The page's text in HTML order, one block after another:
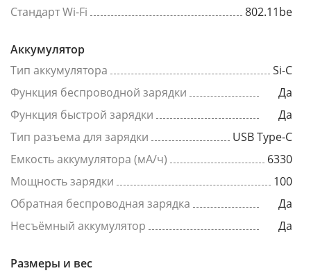
Стандарт Wi-Fi 802.11be
Аккумулятор
Тип аккумулятора
Si-C
Функция беспроводной зарядки
Да
Функция быстрой зарядки
Да
Тип разъема для зарядки
USB Type-C
Емкость аккумулятора (мА/ч)
6330
Мощность зарядки
100
Обратная беспроводная зарядка
Да
Несъёмный аккумулятор
Да
Размеры и вес